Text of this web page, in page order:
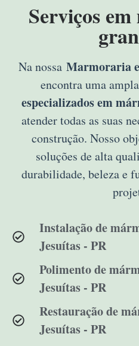
Serviços
Na nossa Marmoraria
encontra uma
especializados em
atender todas as suas
construção. Nosso
soluções de alta
durabilidade, beleza e
Instalação de
Jesuítas - PR
Polimento de
Jesuítas - PR
Restauração de
Jesuítas - PR